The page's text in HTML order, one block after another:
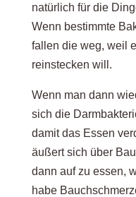
natürlich für die
Wenn bestimmte
fallen die weg, weil
reinstecken will.
Wenn man dann
sich die
damit das Essen
äußert sich über
dann auf zu essen,
habe